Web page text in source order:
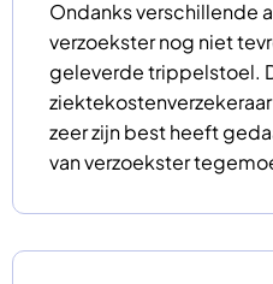
Ondanks verschillende
verzoekster nog niet
geleverde trippelstoel.
zeer zijn best heeft
van verzoekster